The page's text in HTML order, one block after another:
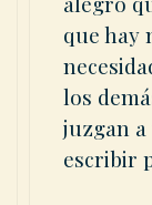
que hay
los
juzgan
escribir